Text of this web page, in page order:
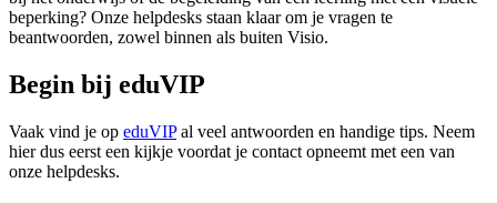
beperking? Onze helpdesks staan klaar om je vragen te
beantwoorden, zowel binnen als buiten Visio.
Begin bij eduVIP
Vaak vind je op eduVIPal veel antwoorden en handige tips. Neem
hier dus eerst een kijkje voordat je contact opneemt met een van
onze helpdesks.